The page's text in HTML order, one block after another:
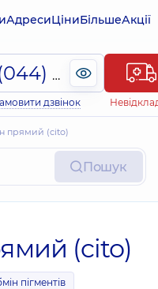
АдресиЦіниБільшеАкції
(044) 495-2-888
дзвінок
прямий (cito)
Пошук
(cito)
пігментів